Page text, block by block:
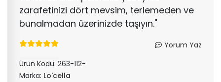
zarafetinizi dört mevsim, terlemeden ve
bunalmadan üzerinizde taşıyın."
Yorum Yaz
Ürün Kodu: 263-112-
Marka: Lo'cella